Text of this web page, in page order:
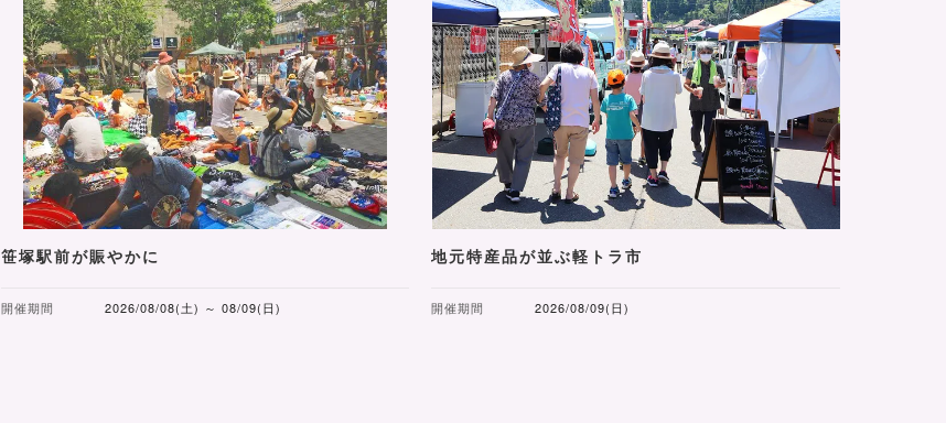
笹塚駅前が賑やかに
開催期間 2026/08/08(土) ～ 08/09(日)
地元特産品が並ぶ軽トラ市
開催期間 2026/08/09(日)